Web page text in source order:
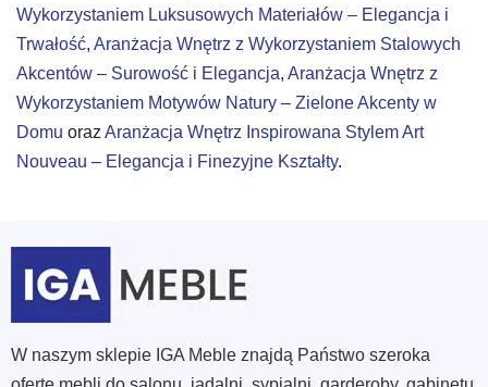
Wykorzystaniem Luksusowych Materiałów – Elegancja i
Trwałość, Aranżacja Wnętrz z Wykorzystaniem Stalowych
Akcentów – Surowość i Elegancja, Aranżacja Wnętrz z
Wykorzystaniem Motywów Natury – Zielone Akcenty w
Domu oraz Aranżacja Wnętrz Inspirowana Stylem Art
Nouveau – Elegancja i Finezyjne Kształty.
W naszym sklepie IGA Meble znajdą Państwo szeroka